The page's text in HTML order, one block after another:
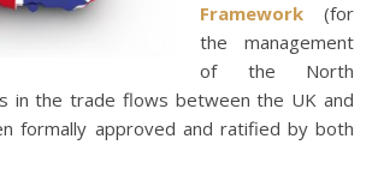
Framework
(for
the management
of the North
in the trade flows between the UK and
formally approved and ratified by both